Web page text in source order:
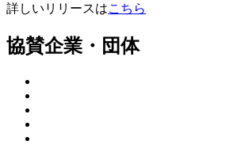
詳しいリリースはこちら
協賛企業・団体